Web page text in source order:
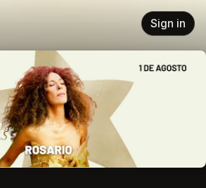
Sign in